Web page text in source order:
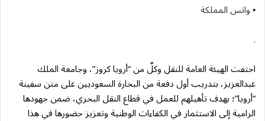
▪︎ واتس المملكة
.
احتفت الهيئة العامة للنقل وكلٌ من “أرويا كروز”، وجامعة الملك
عبدالعزيز، بتدريب أول دفعة من البحارة السعوديين على متن سفينة
“أرويا”؛ بهدف تأهيلهم للعمل في قطاع النقل البحري، ضمن جهودها
الرامية إلى الاستثمار في الكفاءات الوطنية وتعزيز حضورها في هذا